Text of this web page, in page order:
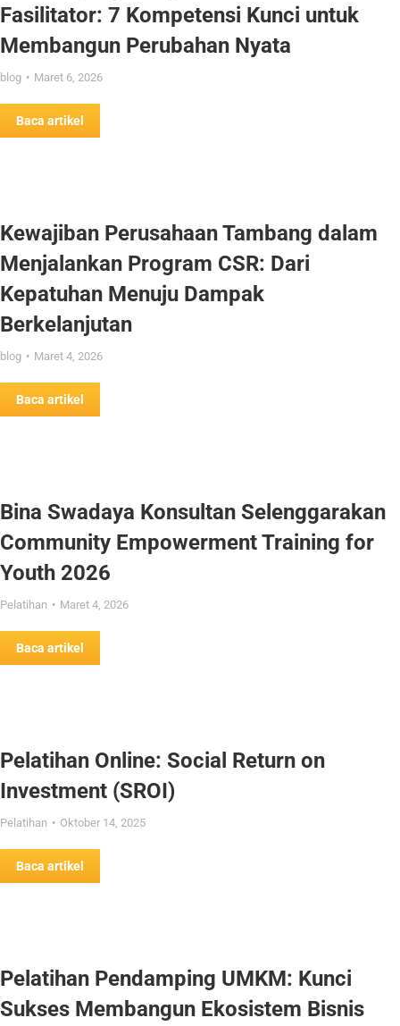
Fasilitator: 7 Kompetensi Kunci untuk
Membangun Perubahan Nyata
blog Maret 6, 2026
Baca artikel
Kewajiban Perusahaan Tambang dalam
Menjalankan Program CSR: Dari
Kepatuhan Menuju Dampak
Berkelanjutan
blog Maret 4, 2026
Baca artikel
Bina Swadaya Konsultan Selenggarakan
Community Empowerment Training for
Youth 2026
Pelatihan Maret 4, 2026
Baca artikel
Pelatihan Online: Social Return on
Investment (SROI)
Pelatihan Oktober 14, 2025
Baca artikel
Pelatihan Pendamping UMKM: Kunci
Sukses Membangun Ekosistem Bisnis